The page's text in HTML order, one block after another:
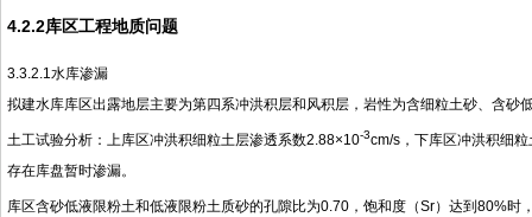
4.2.2库区工程地质问题
3.3.2.1水库渗漏
拟建水库库区出露地层主要为第四系冲洪积层和风积层，岩性为含细粒土砂、含
土工试验分析：上库区冲洪积细粒土层渗透系数2.88×10-3cm/s，下库区冲洪积细
存在库盘暂时渗漏。
库区含砂低液限粉土和低液限粉土质砂的孔隙比为0.70，饱和度（Sr）达到80%